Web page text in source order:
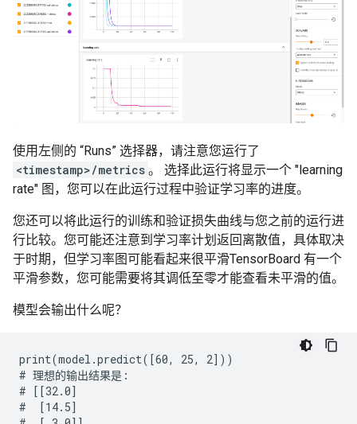
使用左侧的 “Runs” 选择器，请注意您运行了
<timestamp>/metrics 。 选择此运行将显示一个 "learning
rate" 图，您可以在此运行过程中验证学习率的进度。
您还可以将此运行的训练和验证损失曲线与您之前的运行进
行比较。您可能还注意到学习率计划返回离散值，具体取决
于时期，但学习率图可能看起来很平滑TensorBoard 有一个
平滑参数，您可能需要将其调低至零才能查看未平滑的值。
模型会输出什么呢？
print(model.predict([60, 25, 2]))
# 理想的输出结果是:
# [[32.0]
#  [14.5]